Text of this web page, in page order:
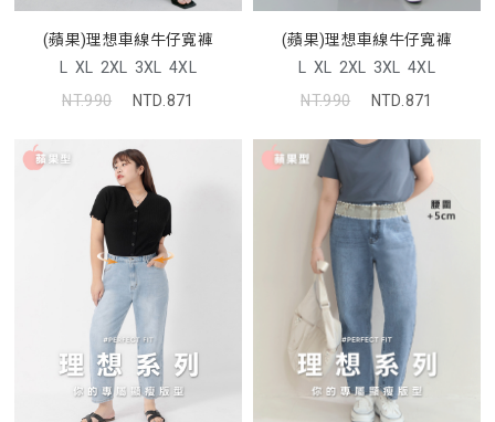
(蘋果)理想車線牛仔寬褲
L XL 2XL 3XL 4XL
NT.990
NTD.871
(蘋果)理想車線牛仔寬褲
L XL 2XL 3XL 4XL
NT.990
NTD.871